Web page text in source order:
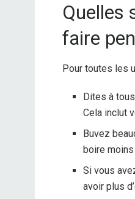
Quelles
faire
Pour toutes les
Dites à
Cela inclut
Buvez
boire
Si vous
avoir plus